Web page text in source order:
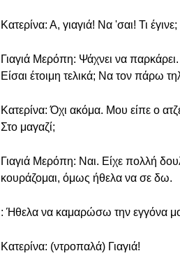
Κατερίνα: Α, γιαγιά! Να 'σαι! Τι
Γιαγιά Μερόπη: Ψάχνει να
Είσαι έτοιμη τελικά; Να τον πάρω
Κατερίνα: Όχι ακόμα. Μου είπε ο
Στο μαγαζί;
Γιαγιά Μερόπη: Ναι. Είχε πολλή
κουράζομαι, όμως ήθελα να σε δω.
: Ήθελα να καμαρώσω την εγγόνα
Κατερίνα: (ντροπαλά) Γιαγιά!